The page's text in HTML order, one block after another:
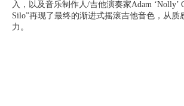
入，以及音乐制作人/吉他演奏家Adam ‘Nolly’
Silo”再现了最终的渐进式摇滚吉他音色，从质
力。